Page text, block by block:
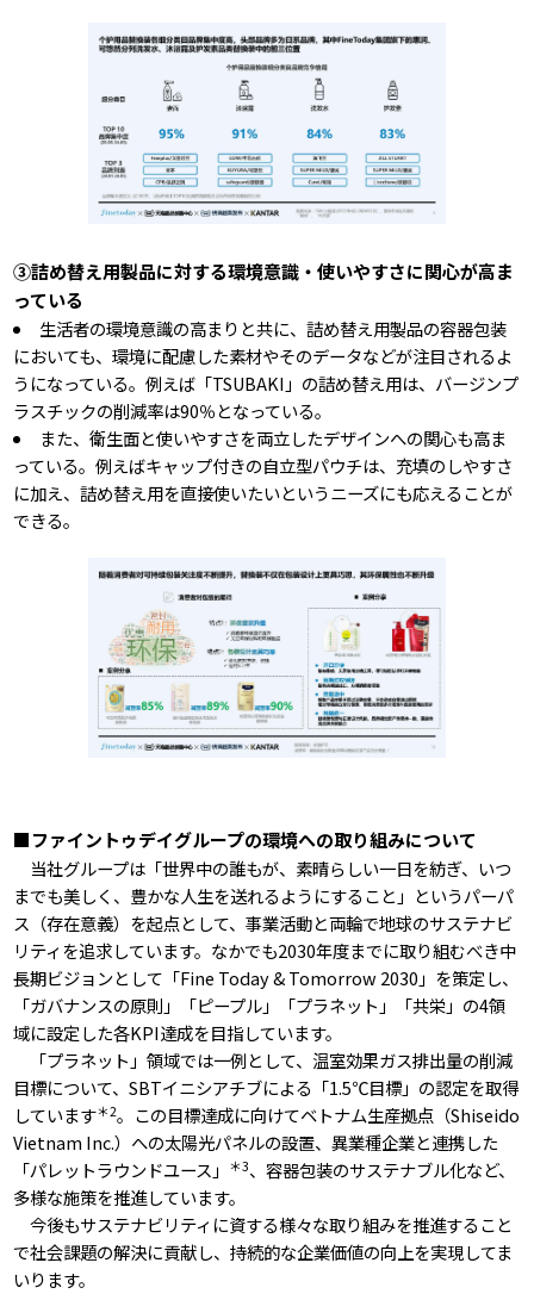
③詰め替え用製品に対する環境意識・使いやすさに関心が高ま
っている
生活者の環境意識の高まりと共に、詰め替え用製品の容器包装
においても、環境に配慮した素材やそのデータなどが注目されるよ
うになっている。例えば「TSUBAKI」の詰め替え用は、バージンプ
ラスチックの削減率は90％となっている。
また、衛生面と使いやすさを両立したデザインへの関心も高ま
っている。例えばキャップ付きの自立型パウチは、充填のしやすさ
に加え、詰め替え用を直接使いたいというニーズにも応えることが
できる。
■ファイントゥデイグループの環境への取り組みについて
当社グループは「世界中の誰もが、素晴らしい一日を紡ぎ、いつ
までも美しく、豊かな人生を送れるようにすること」というパーパ
ス（存在意義）を起点として、事業活動と両輪で地球のサステナビ
リティを追求しています。なかでも2030年度までに取り組むべき中
長期ビジョンとして「Fine Today & Tomorrow 2030」を策定し、
「ガバナンスの原則」「ピープル」「プラネット」「共栄」の4領
域に設定した各KPI達成を目指しています。
「プラネット」領域では一例として、温室効果ガス排出量の削減
目標について、SBTイニシアチブによる「1.5℃目標」の認定を取得
しています＊2。この目標達成に向けてベトナム生産拠点（Shiseido
Vietnam Inc.）への太陽光パネルの設置、異業種企業と連携した
「パレットラウンドユース」
＊3、容器包装のサステナブル化など、
多様な施策を推進しています。
今後もサステナビリティに資する様々な取り組みを推進すること
で社会課題の解決に貢献し、持続的な企業価値の向上を実現してま
いります。